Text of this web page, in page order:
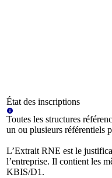
État des inscriptions
Toutes les structures
un ou plusieurs référentiels
L’Extrait RNE est le
l’entreprise. Il contient les
KBIS/D1.